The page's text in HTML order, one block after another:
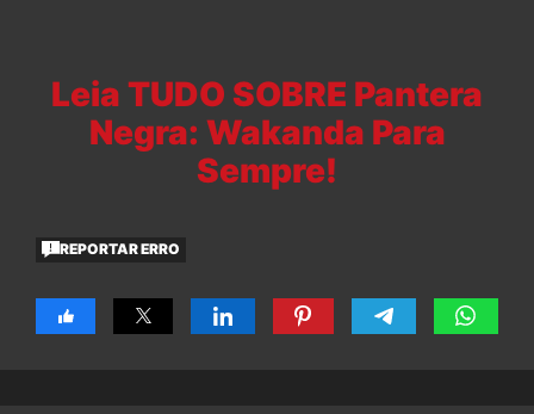
Leia TUDO SOBRE Pantera
Negra: Wakanda Para
Sempre!
REPORTAR ERRO